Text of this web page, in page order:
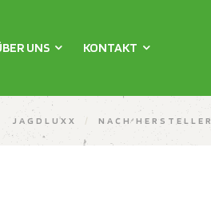
UNS KONTAKT
JAGDLUXX / NACH HERSTELLER